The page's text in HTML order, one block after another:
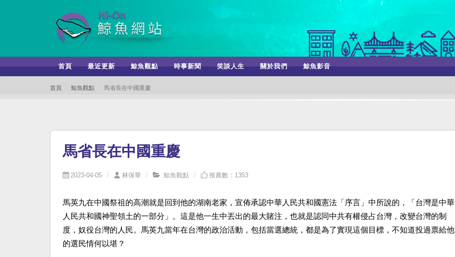
首頁 最近更新 鯨魚觀點 時事新聞 笑談人生 關於我們 鯨魚影音
首頁 鯨魚觀點 馬省長在中國重慶
馬省長在中國重慶
2023-04-05 林保華 鯨魚觀點 推薦數：1353
馬英九在中國祭祖的高潮就是回到他的湖南老家，宣佈承認中華人民共和國憲法「序言」中所說的，「台灣是中華
人民共和國神聖領土的一部分」。這是他一生中丟出的最大賭注，也就是認同中共有權侵占台灣，改變台灣的制
度，奴役台灣的人民。馬英九當年在台灣的政治活動，包括當選總統，都是為了實現這個目標，不知道投過票給他
的選民情何以堪？